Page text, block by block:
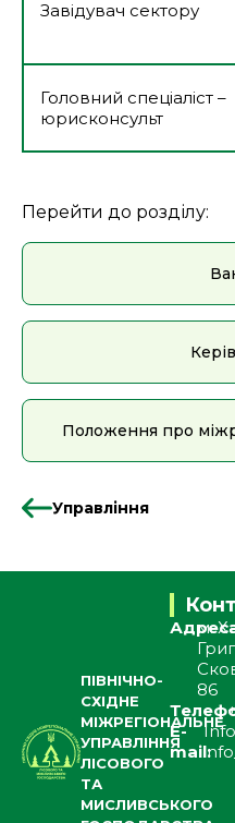
Завідувач сектору
Головний спеціаліст –
юрисконсульт
Перейти до розділу:
Положення про
Управління
ПІВНІЧНО-
СХІДНЕ
МІЖРЕГІОНАЛЬНЕ
УПРАВЛІННЯ
ЛІСОВОГО
ТА
МИСЛИВСЬКОГО
м.
86
E-
mail: